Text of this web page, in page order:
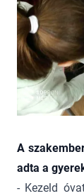
A
adta a
- Kezeld